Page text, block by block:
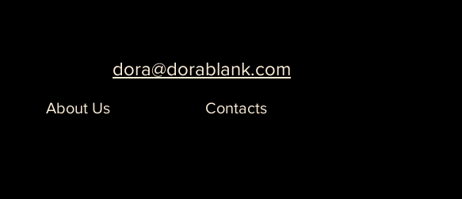
dora@dorablank.com
About Us Contacts